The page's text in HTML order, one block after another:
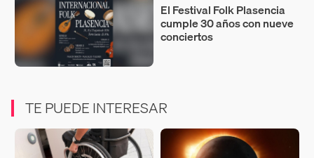
El Festival Folk Plasencia
cumple 30 años con nueve
conciertos
TE PUEDE INTERESAR